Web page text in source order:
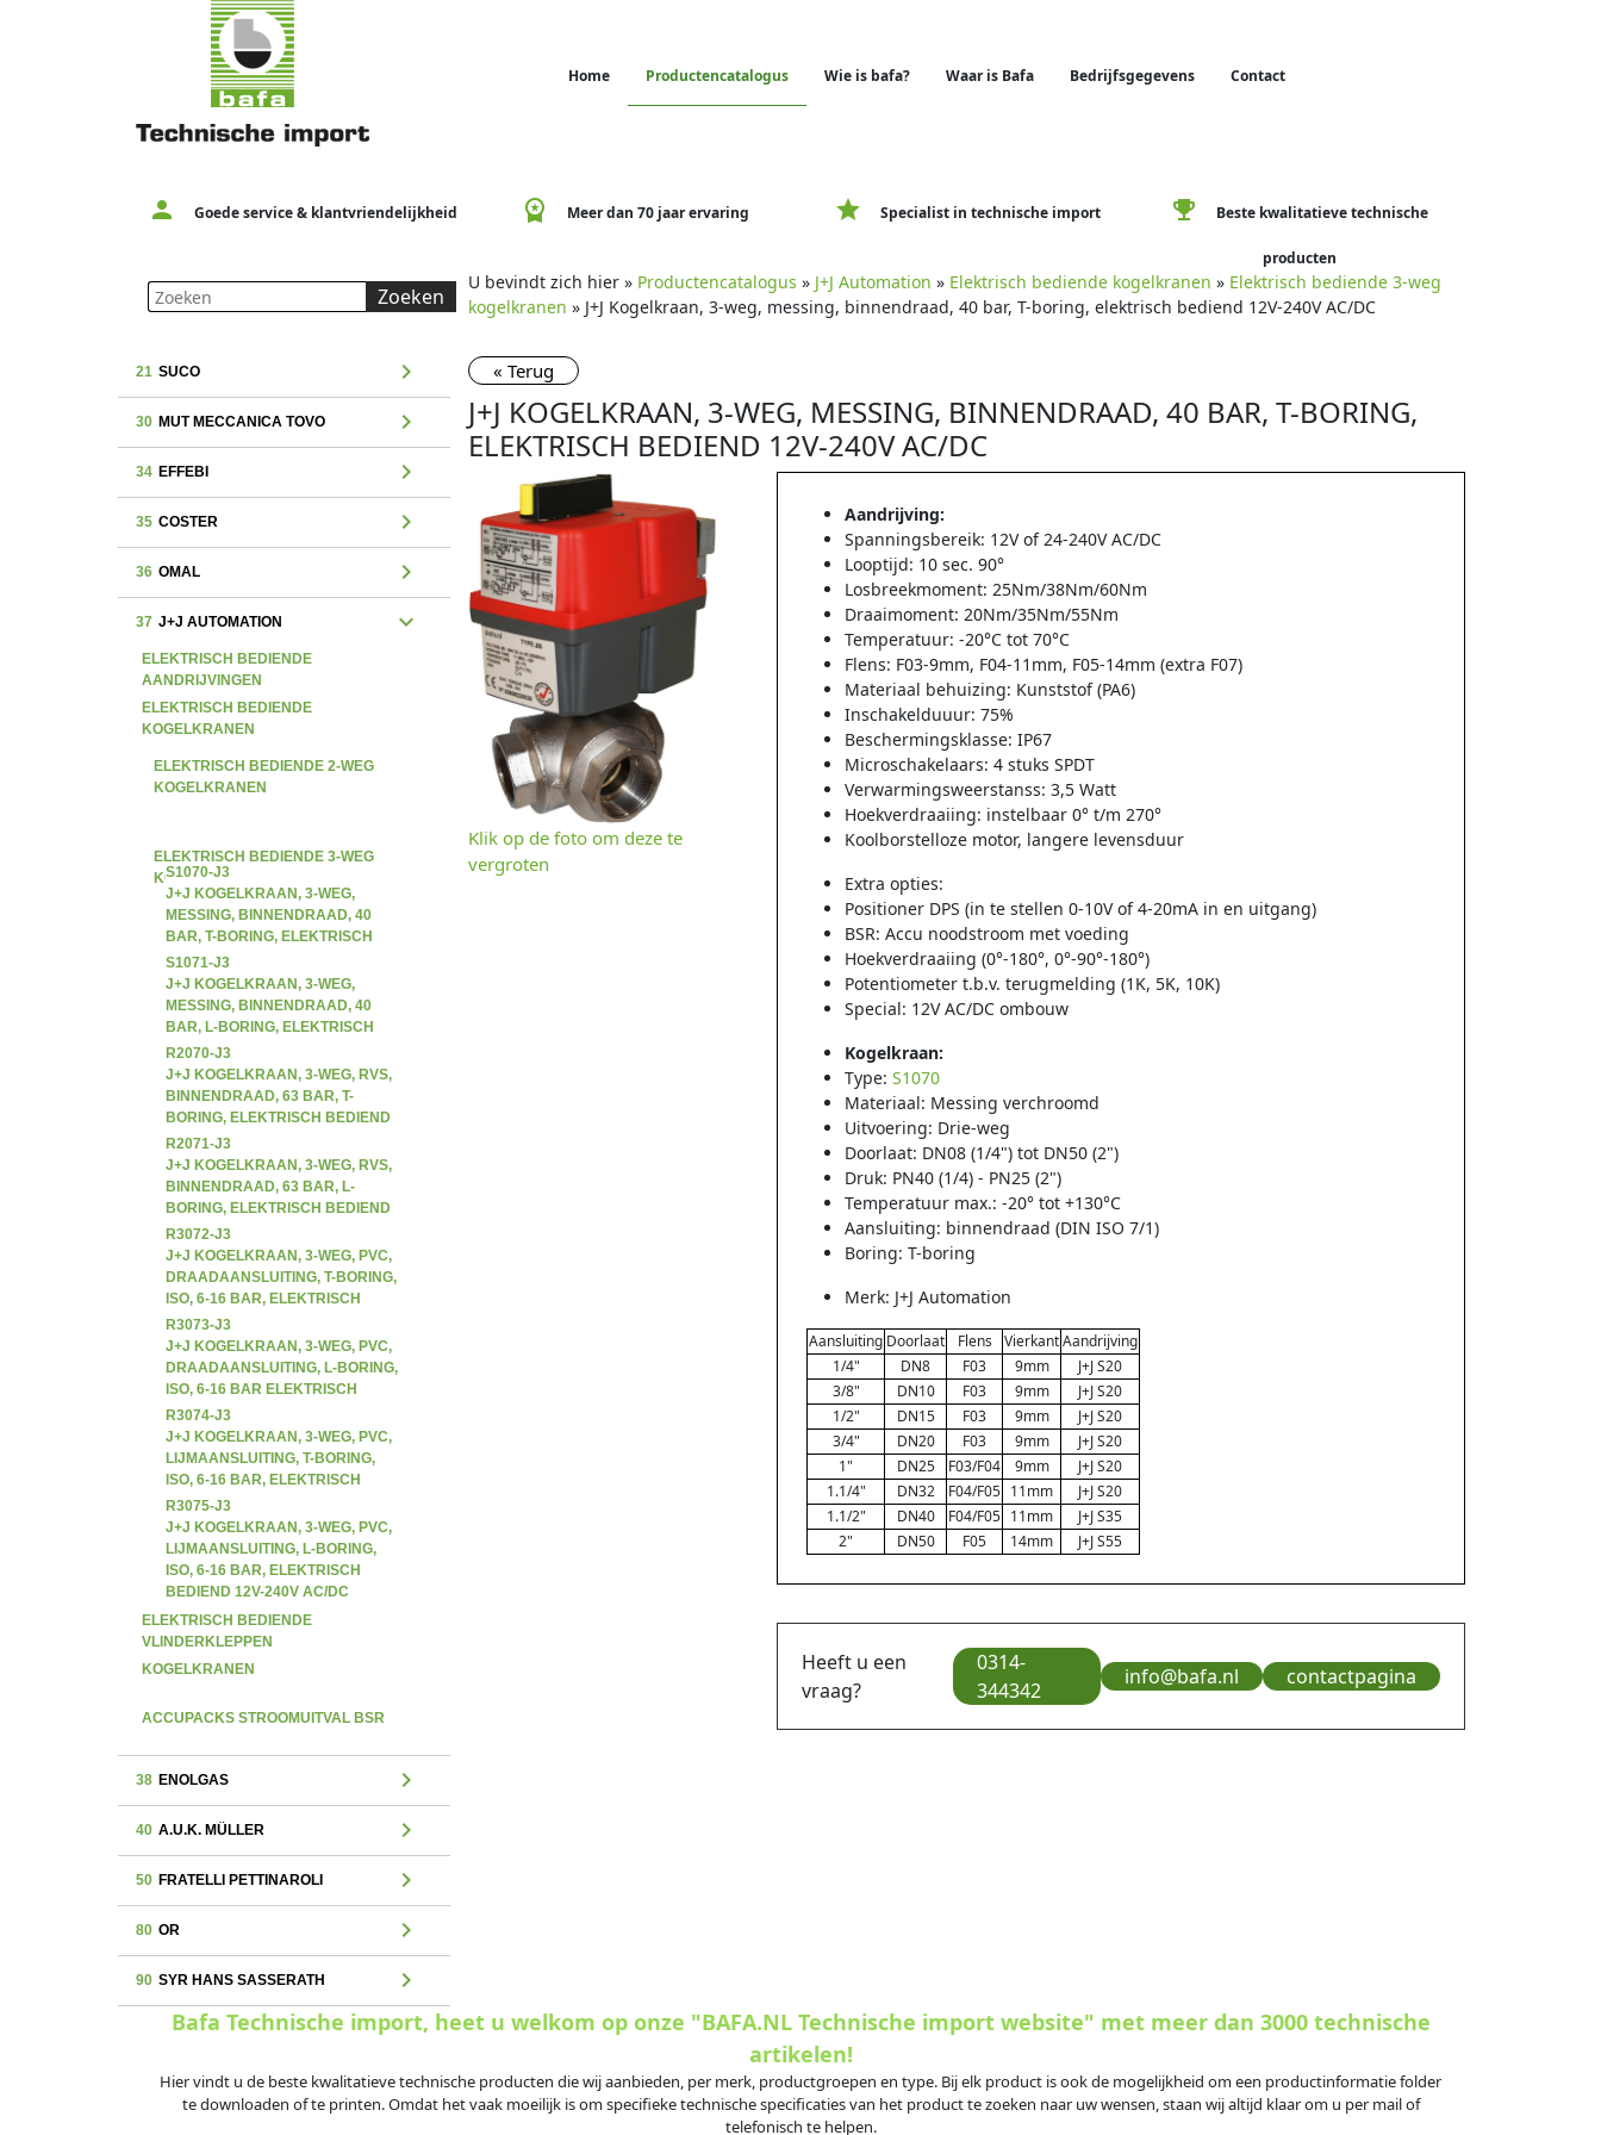
Home Productencatalogus Wie is bafa? Waar is Bafa Bedrijfsgegevens Contact
person Goede service & klantvriendelijkheid workspace_premium Meer dan 70 jaar ervaring star Specialist in technische import emoji_events Beste kwalitatieve technische
producten
Zoeken
21 SUCO chevron_right
30 MUT MECCANICA TOVO chevron_right
34 EFFEBI chevron_right
35 COSTER chevron_right
36 OMAL chevron_right
37 J+J AUTOMATION expand_more
ELEKTRISCH BEDIENDE
AANDRIJVINGEN
ELEKTRISCH BEDIENDE
KOGELKRANEN
ELEKTRISCH BEDIENDE 2-WEG
KOGELKRANEN
ELEKTRISCH BEDIENDE 3-WEG
KOGELKRANEN
S1070-J3
J+J KOGELKRAAN, 3-WEG,
MESSING, BINNENDRAAD, 40
BAR, T-BORING, ELEKTRISCH
BEDIEND 12V-240V AC/DC
S1071-J3
J+J KOGELKRAAN, 3-WEG,
MESSING, BINNENDRAAD, 40
BAR, L-BORING, ELEKTRISCH
BEDIEND 12V-240V AC/DC
R2070-J3
J+J KOGELKRAAN, 3-WEG, RVS,
BINNENDRAAD, 63 BAR, T-
BORING, ELEKTRISCH BEDIEND
12V-240V AC/DC
R2071-J3
J+J KOGELKRAAN, 3-WEG, RVS,
BINNENDRAAD, 63 BAR, L-
BORING, ELEKTRISCH BEDIEND
12V-240V AC/DC
R3072-J3
J+J KOGELKRAAN, 3-WEG, PVC,
DRAADAANSLUITING, T-BORING,
ISO, 6-16 BAR, ELEKTRISCH
BEDIEND 12V-240V AC/DC
R3073-J3
J+J KOGELKRAAN, 3-WEG, PVC,
DRAADAANSLUITING, L-BORING,
ISO, 6-16 BAR ELEKTRISCH
BEDIEND 12V-240V AC/DC
R3074-J3
J+J KOGELKRAAN, 3-WEG, PVC,
LIJMAANSLUITING, T-BORING,
ISO, 6-16 BAR, ELEKTRISCH
BEDIEND 12V-240V AC/DC
R3075-J3
J+J KOGELKRAAN, 3-WEG, PVC,
LIJMAANSLUITING, L-BORING,
ISO, 6-16 BAR, ELEKTRISCH
BEDIEND 12V-240V AC/DC
ELEKTRISCH BEDIENDE
VLINDERKLEPPEN
KOGELKRANEN
ACCUPACKS STROOMUITVAL BSR
38 ENOLGAS chevron_right
40 A.U.K. MÜLLER chevron_right
50 FRATELLI PETTINAROLI chevron_right
80 OR chevron_right
90 SYR HANS SASSERATH chevron_right
U bevindt zich hier » Productencatalogus » J+J Automation » Elektrisch bediende kogelkranen » Elektrisch bediende 3-weg
kogelkranen » J+J Kogelkraan, 3-weg, messing, binnendraad, 40 bar, T-boring, elektrisch bediend 12V-240V AC/DC
« Terug
J+J KOGELKRAAN, 3-WEG, MESSING, BINNENDRAAD, 40 BAR, T-BORING,
ELEKTRISCH BEDIEND 12V-240V AC/DC
Klik op de foto om deze te
vergroten
Aandrijving:
Spanningsbereik: 12V of 24-240V AC/DC
Looptijd: 10 sec. 90°
Losbreekmoment: 25Nm/38Nm/60Nm
Draaimoment: 20Nm/35Nm/55Nm
Temperatuur: -20°C tot 70°C
Flens: F03-9mm, F04-11mm, F05-14mm (extra F07)
Materiaal behuizing: Kunststof (PA6)
Inschakelduuur: 75%
Beschermingsklasse: IP67
Microschakelaars: 4 stuks SPDT
Verwarmingsweerstanss: 3,5 Watt
Hoekverdraaiing: instelbaar 0° t/m 270°
Koolborstelloze motor, langere levensduur
Extra opties:
Positioner DPS (in te stellen 0-10V of 4-20mA in en uitgang)
BSR: Accu noodstroom met voeding
Hoekverdraaiing (0°-180°, 0°-90°-180°)
Potentiometer t.b.v. terugmelding (1K, 5K, 10K)
Special: 12V AC/DC ombouw
Kogelkraan:
Type:S1070
Materiaal: Messing verchroomd
Uitvoering: Drie-weg
Doorlaat: DN08 (1/4") tot DN50 (2")
Druk: PN40 (1/4) - PN25 (2")
Temperatuur max.: -20° tot +130°C
Aansluiting: binnendraad(DIN ISO 7/1)
Boring: T-boring
Merk: J+J Automation
Aansluiting Doorlaat Flens VierkantAandrijving
1/4"
DN8 F03 9mm
J+J S20
3/8"
DN10 F03 9mm
J+J S20
1/2"
DN15 F03 9mm
J+J S20
3/4"
DN20 F03 9mm
J+J S20
1"
DN25 F03/F04 9mm
J+J S20
1.1/4"
DN32 F04/F05 11mm
J+J S20
1.1/2"
DN40 F04/F05 11mm
J+J S35
2"
DN50 F05 14mm J+J S55
Heeft u een
vraag?
0314-
344342
info@bafa.nl contactpagina
Bafa Technische import, heet u welkom op onze "BAFA.NL Technische import website" met meer dan 3000 technische
artikelen!
Hier vindt u de beste kwalitatieve technische producten die wij aanbieden, per merk, productgroepen en type. Bij elk product is ook de mogelijkheid om een productinformatie folder
te downloaden of te printen. Omdat het vaak moeilijk is om specifieke technische specificaties van het product te zoeken naar uw wensen, staan wij altijd klaar om u per mail of
telefonisch te helpen.